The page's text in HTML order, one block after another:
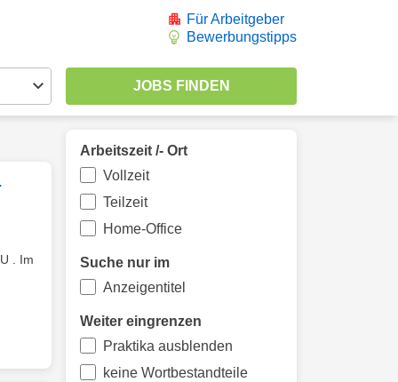
Für Arbeitgeber
Bewerbungstipps
. Im
Arbeitszeit /- Ort
Vollzeit
Teilzeit
Home-Office
Suche nur im
Anzeigentitel
Weiter eingrenzen
Praktika ausblenden
keine Wortbestandteile